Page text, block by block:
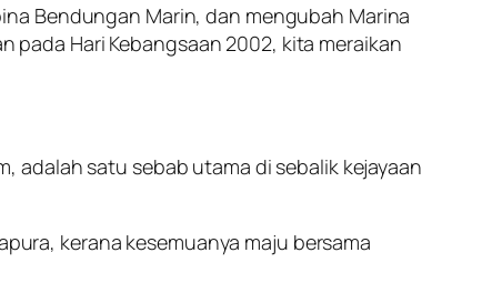
Bendungan Marin, dan mengubah Marina
pada Hari Kebangsaan 2002, kita meraikan
adalah satu sebab utama di sebalik kejayaan
kerana kesemuanya maju bersama